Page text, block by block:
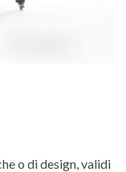
o di design, validi